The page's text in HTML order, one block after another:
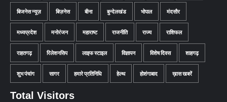
बिजनेस न्यूज़ बिज़नेस बीना बुन्देलखंड भोपाल मंदसौर
मध्यप्रदेश मनोरंजन महाराष्ट राजनीति राज्य राशिफल
राहतगढ़ रिलेशनसिप लाइफ स्टाइल विज्ञापन विशेष दिवस शाहगढ़
शुभ पंचांग सागर हमारे प्रतिनिधि हेल्थ होशंगाबाद ख़ास खबरें
Total Visitors